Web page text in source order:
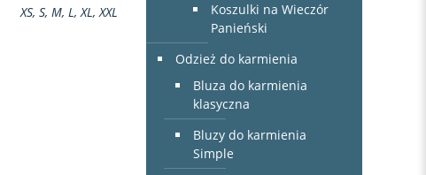
XS, S, M, L, XL, XXL
Koszulki na Wieczór
Panieński
Odzież do karmienia
Bluza do karmienia
klasyczna
Bluzy do karmienia
Simple